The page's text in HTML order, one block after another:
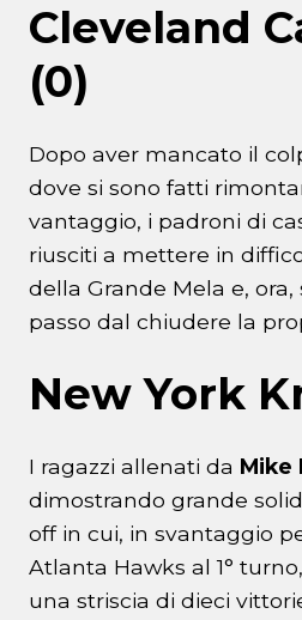
Cleveland
(0)
Dopo aver mancato il
dove si sono fatti
vantaggio, i padroni di
riusciti a mettere in
della Grande Mela e,
passo dal chiudere la
New York
I ragazzi allenati da Mike
dimostrando grande
off in cui, in svantaggio
Atlanta Hawks al 1°
una striscia di dieci